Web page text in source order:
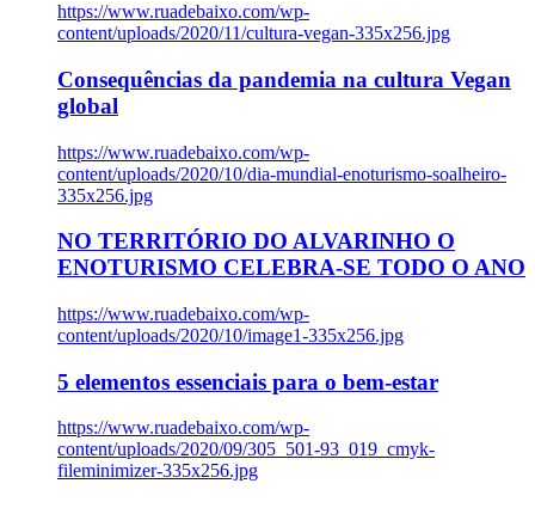
https://www.ruadebaixo.com/wp-
content/uploads/2020/11/cultura-vegan-335x256.jpg
Consequências da pandemia na cultura Vegan
global
https://www.ruadebaixo.com/wp-
content/uploads/2020/10/dia-mundial-enoturismo-soalheiro-
335x256.jpg
NO TERRITÓRIO DO ALVARINHO O
ENOTURISMO CELEBRA-SE TODO O ANO
https://www.ruadebaixo.com/wp-
content/uploads/2020/10/image1-335x256.jpg
5 elementos essenciais para o bem-estar
https://www.ruadebaixo.com/wp-
content/uploads/2020/09/305_501-93_019_cmyk-
fileminimizer-335x256.jpg